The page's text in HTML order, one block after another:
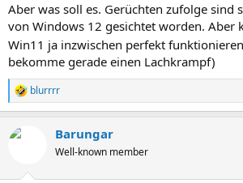
Aber was soll es. Gerüchten zufolge sind
von Windows 12 gesichtet worden. Aber
Win11 ja inzwischen perfekt
bekomme gerade einen Lachkrampf)
R
e
k
blurrrr
Barungar
Well-known member